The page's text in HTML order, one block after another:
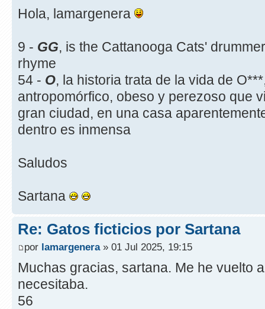
Hola, lamargenera
9 - GG, is the Cattanooga Cats'
rhyme
54 - O, la historia trata de la vida de
antropomórfico, obeso y perezoso que
gran ciudad, en una casa
dentro es inmensa
Saludos
Sartana
Re: Gatos ficticios por Sartana
por lamargenera» 01 Jul 2025, 19:15
Muchas gracias, sartana. Me he vuelto
necesitaba.
56